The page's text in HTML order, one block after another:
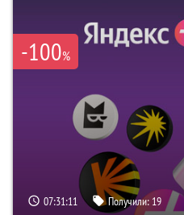
-100%
07:31:10 Получили: 19